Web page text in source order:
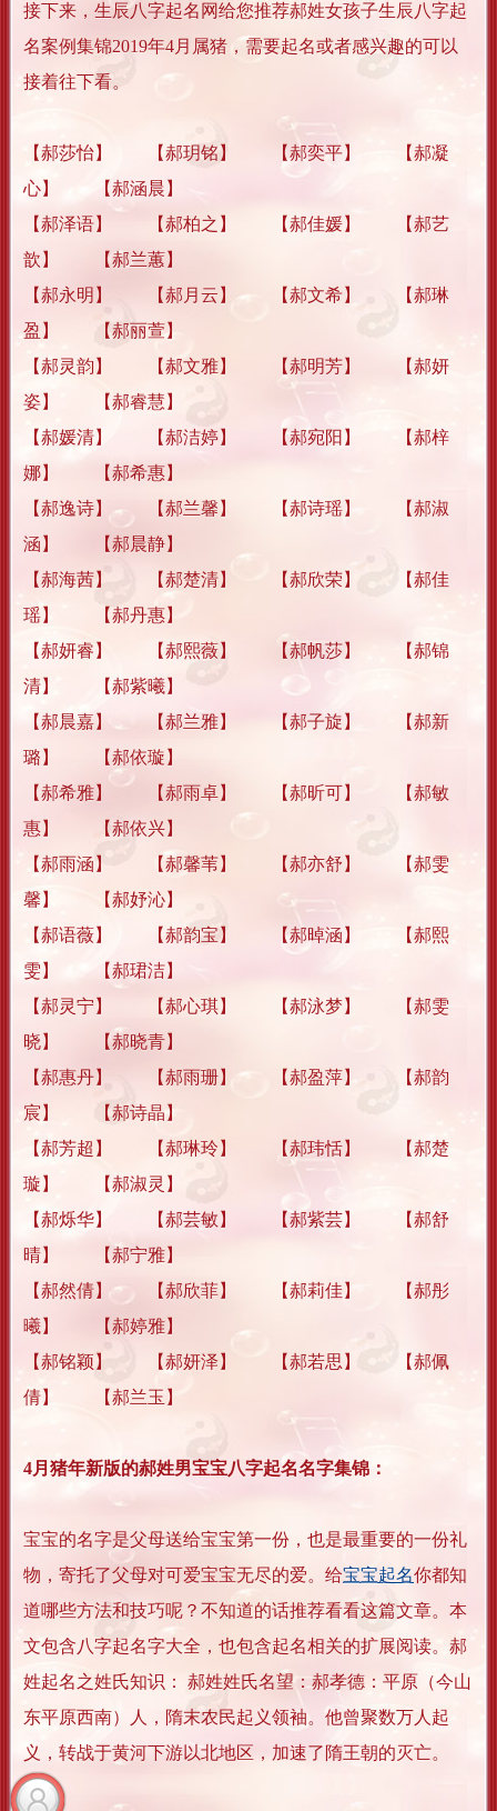
接下来，生辰八字起名网给您推荐郝姓女孩子生辰八字起
名案例集锦2019年4月属猪，需要起名或者感兴趣的可以
接着往下看。
【郝莎怡】 【郝玥铭】 【郝奕平】 【郝凝
心】 【郝涵晨】
【郝泽语】 【郝柏之】 【郝佳媛】 【郝艺
歆】 【郝兰蕙】
【郝永明】 【郝月云】 【郝文希】 【郝琳
盈】 【郝丽萱】
【郝灵韵】 【郝文雅】 【郝明芳】 【郝妍
姿】 【郝睿慧】
【郝媛清】 【郝洁婷】 【郝宛阳】 【郝梓
娜】 【郝希惠】
【郝逸诗】 【郝兰馨】 【郝诗瑶】 【郝淑
涵】 【郝晨静】
【郝海茜】 【郝楚清】 【郝欣荣】 【郝佳
瑶】 【郝丹惠】
【郝妍睿】 【郝熙薇】 【郝帆莎】 【郝锦
清】 【郝紫曦】
【郝晨嘉】 【郝兰雅】 【郝子旋】 【郝新
璐】 【郝依璇】
【郝希雅】 【郝雨卓】 【郝昕可】 【郝敏
惠】 【郝依兴】
【郝雨涵】 【郝馨苇】 【郝亦舒】 【郝雯
馨】 【郝妤沁】
【郝语薇】 【郝韵宝】 【郝晫涵】 【郝熙
雯】 【郝珺洁】
【郝灵宁】 【郝心琪】 【郝泳梦】 【郝雯
晓】 【郝晓青】
【郝惠丹】 【郝雨珊】 【郝盈萍】 【郝韵
宸】 【郝诗晶】
【郝芳超】 【郝琳玲】 【郝玮恬】 【郝楚
璇】 【郝淑灵】
【郝烁华】 【郝芸敏】 【郝紫芸】 【郝舒
晴】 【郝宁雅】
【郝然倩】 【郝欣菲】 【郝莉佳】 【郝彤
曦】 【郝婷雅】
【郝铭颖】 【郝妍泽】 【郝若思】 【郝佩
倩】 【郝兰玉】
4月猪年新版的郝姓男宝宝八字起名名字集锦：
宝宝的名字是父母送给宝宝第一份，也是最重要的一份礼
物，寄托了父母对可爱宝宝无尽的爱。给宝宝起名你都知
道哪些方法和技巧呢？不知道的话推荐看看这篇文章。本
文包含八字起名字大全，也包含起名相关的扩展阅读。郝
姓起名之姓氏知识： 郝姓姓氏名望：郝孝德：平原（今山
东平原西南）人，隋末农民起义领袖。他曾聚数万人起
义，转战于黄河下游以北地区，加速了隋王朝的灭亡。